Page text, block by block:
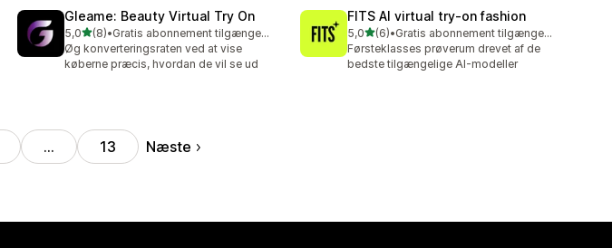
Gleame: Beauty Virtual Try On
5,0ud af 5 stjerner
(8)
8 anmeldelser i alt
•
Gratis abonnement tilgængeligt
Øg konverteringsraten ved at vise
køberne præcis, hvordan de vil se ud
FITS AI virtual try‑on fashion
5,0ud af 5 stjerner
(6)
6 anmeldelser i alt
•
Gratis abonnement tilgængeligt
Førsteklasses prøverum drevet af de
bedste tilgængelige AI-modeller
… 13 Næste